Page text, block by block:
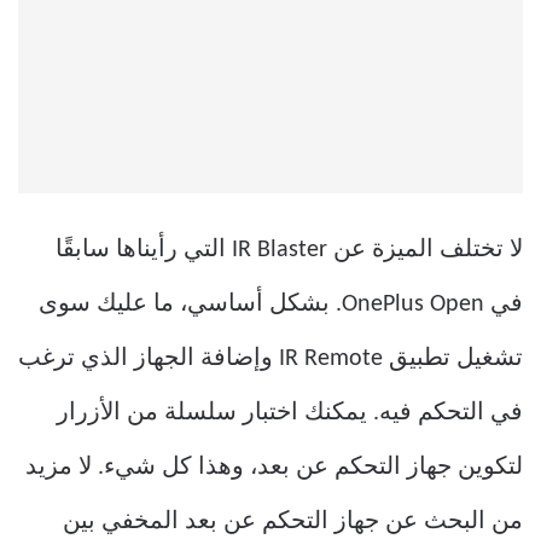
لا تختلف الميزة عن IR Blaster التي رأيناها سابقًا
في OnePlus Open. بشكل أساسي، ما عليك سوى
تشغيل تطبيق IR Remote وإضافة الجهاز الذي ترغب
في التحكم فيه. يمكنك اختبار سلسلة من الأزرار
لتكوين جهاز التحكم عن بعد، وهذا كل شيء. لا مزيد
من البحث عن جهاز التحكم عن بعد المخفي بين